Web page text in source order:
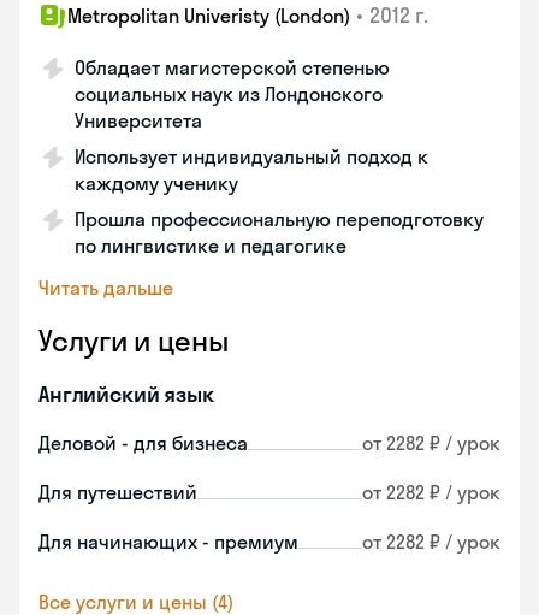
Metropolitan Univeristy (London) • 2012 г.
Обладает магистерской степенью
социальных наук из Лондонского
Университета
Использует индивидуальный подход к
каждому ученику
Прошла профессиональную переподготовку
по лингвистике и педагогике
Читать дальше
Услуги и цены
Английский язык
Деловой - для бизнеса от 2282 ₽ / урок
Для путешествий от 2282 ₽ / урок
Для начинающих - премиум от 2282 ₽ / урок
Все услуги и цены (4)